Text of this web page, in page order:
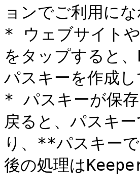
ョンでご利用にな
* ウェブサイト
をタップすると
パスキーを作成
* パスキーが保
戻ると、パスキ
り、**パスキー
後の処理は